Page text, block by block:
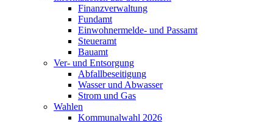
Finanzverwaltung
Fundamt
Einwohnermelde- und Passamt
Steueramt
Bauamt
Ver- und Entsorgung
Abfallbeseitigung
Wasser und Abwasser
Strom und Gas
Wahlen
Kommunalwahl 2026